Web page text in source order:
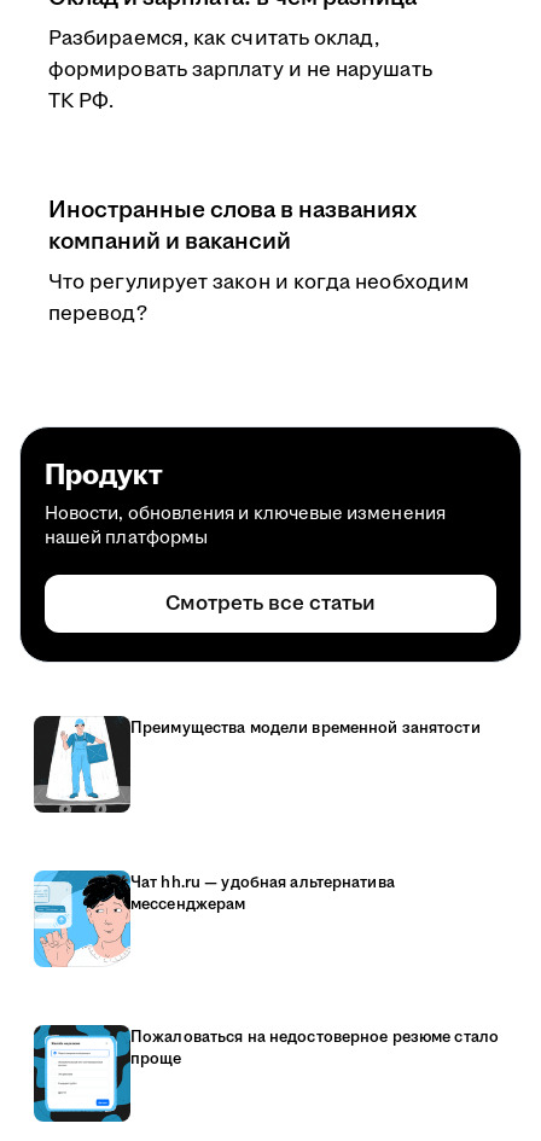
Разбираемся, как считать оклад,
формировать зарплату и не нарушать
ТК РФ.
Иностранные слова в названиях
компаний и вакансий
Что регулирует закон и когда необходим
перевод?
Продукт
Новости, обновления и ключевые изменения
нашей платформы
Смотреть все статьи
Преимущества модели временной занятости
Чат hh.ru — удобная альтернатива
мессенджерам
Пожаловаться на недостоверное резюме стало
проще